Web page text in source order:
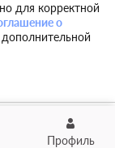
Профиль
для корректной
о